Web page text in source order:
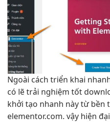
Ngoài cách triển khai
có lẽtrải nghiệm tốt
khởi tạo nhanh này từbền
elementor.com. vậy hiện đại